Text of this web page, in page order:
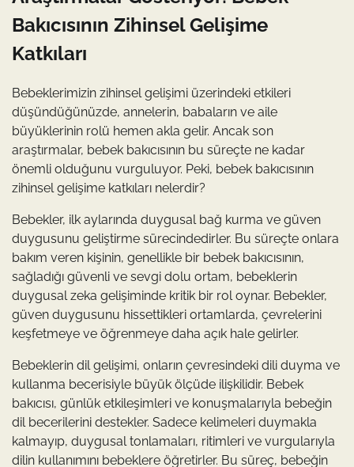
Bakıcısının Zihinsel Gelişime
Katkıları
Bebeklerimizin zihinsel gelişimi üzerindeki etkileri
düşündüğünüzde, annelerin, babaların ve aile
büyüklerinin rolü hemen akla gelir. Ancak son
araştırmalar, bebek bakıcısının bu süreçte ne kadar
önemli olduğunu vurguluyor. Peki, bebek bakıcısının
zihinsel gelişime katkıları nelerdir?
Bebekler, ilk aylarında duygusal bağ kurma ve güven
duygusunu geliştirme sürecindedirler. Bu süreçte onlara
bakım veren kişinin, genellikle bir bebek bakıcısının,
sağladığı güvenli ve sevgi dolu ortam, bebeklerin
duygusal zeka gelişiminde kritik bir rol oynar. Bebekler,
güven duygusunu hissettikleri ortamlarda, çevrelerini
keşfetmeye ve öğrenmeye daha açık hale gelirler.
Bebeklerin dil gelişimi, onların çevresindeki dili duyma ve
kullanma becerisiyle büyük ölçüde ilişkilidir. Bebek
bakıcısı, günlük etkileşimleri ve konuşmalarıyla bebeğin
dil becerilerini destekler. Sadece kelimeleri duymakla
kalmayıp, duygusal tonlamaları, ritimleri ve vurgularıyla
dilin kullanımını bebeklere öğretirler. Bu süreç, bebeğin